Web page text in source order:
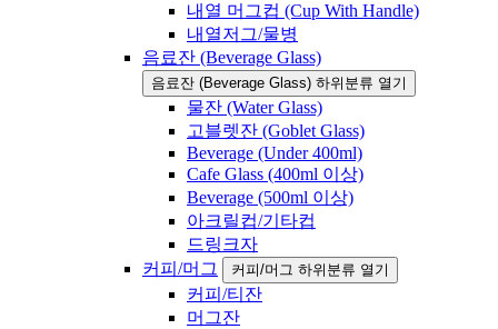
내열 머그컵 (Cup With Handle)
내열저그/물병
음료잔 (Beverage Glass)
음료잔 (Beverage Glass) 하위분류 열기
물잔 (Water Glass)
고블렛잔 (Goblet Glass)
Beverage (Under 400ml)
Cafe Glass (400ml 이상)
Beverage (500ml 이상)
아크릴컵/기타컵
드링크자
커피/머그
커피/머그 하위분류 열기
커피/티잔
머그잔